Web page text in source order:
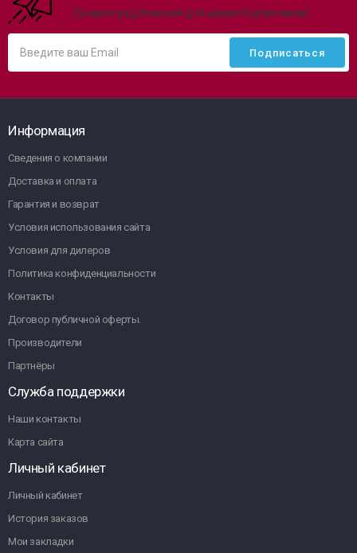
Лучшие предложения для наших подписчиков!
Информация
Сведения о компании
Доставка и оплата
Гарантия и возврат
Условия использования сайта
Условия для дилеров
Политика конфиденциальности
Контакты
Договор публичной оферты.
Производители
Партнёры
Служба поддержки
Наши контакты
Карта сайта
Личный кабинет
Личный кабинет
История заказов
Мои закладки